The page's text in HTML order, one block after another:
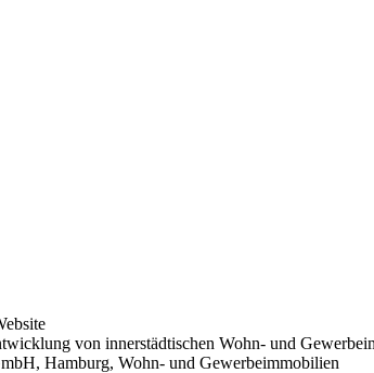
von innerstädtischen Wohn- und
Hamburg, Wohn- und Gewerbeimmobilien